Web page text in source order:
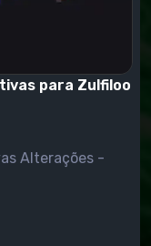
para Zulfiloo
-